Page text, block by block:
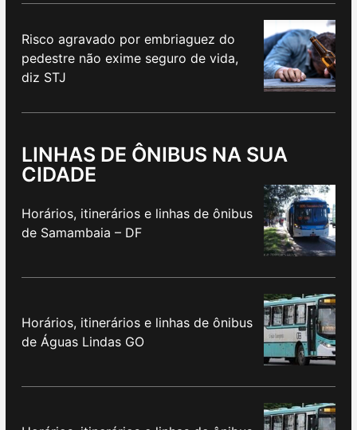
Risco agravado por embriaguez do
pedestre não exime seguro de vida,
diz STJ
LINHAS DE ÔNIBUS NA SUA
CIDADE
Horários, itinerários e linhas de ônibus
de Samambaia – DF
Horários, itinerários e linhas de ônibus
de Águas Lindas GO